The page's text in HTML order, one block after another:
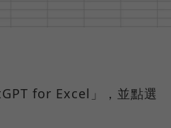
for Excel」，並點選